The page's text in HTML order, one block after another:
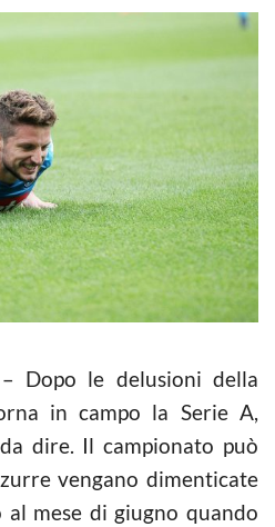
– Dopo le delusioni della
in campo la Serie A,
dire. Il campionato può
vengano dimenticate
al mese di giugno quando